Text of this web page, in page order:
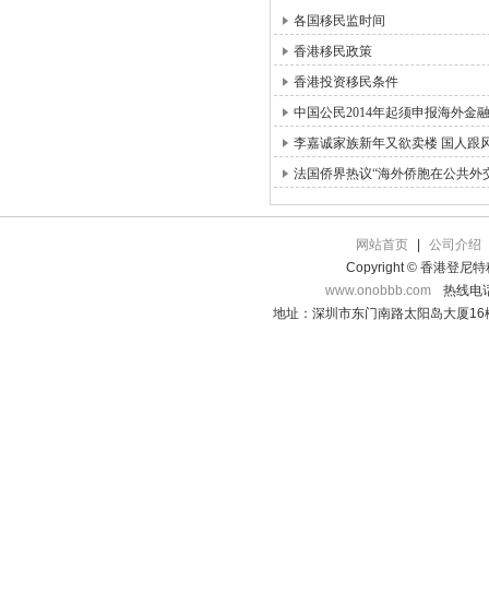
各国移民监时间
香港移民政策
香港投资移民条件
中国公民2014年起须申报海外金
李嘉诚家族新年又欲卖楼 国人跟
法国侨界热议“海外侨胞在公共外
网站首页
公司介绍
Copyright © 香港登尼特
www.onobbb.com
热线电
地址：深圳市东门南路太阳岛大厦